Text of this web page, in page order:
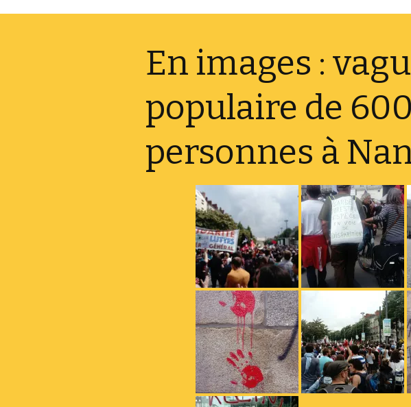
En images :
populaire de
personnes à